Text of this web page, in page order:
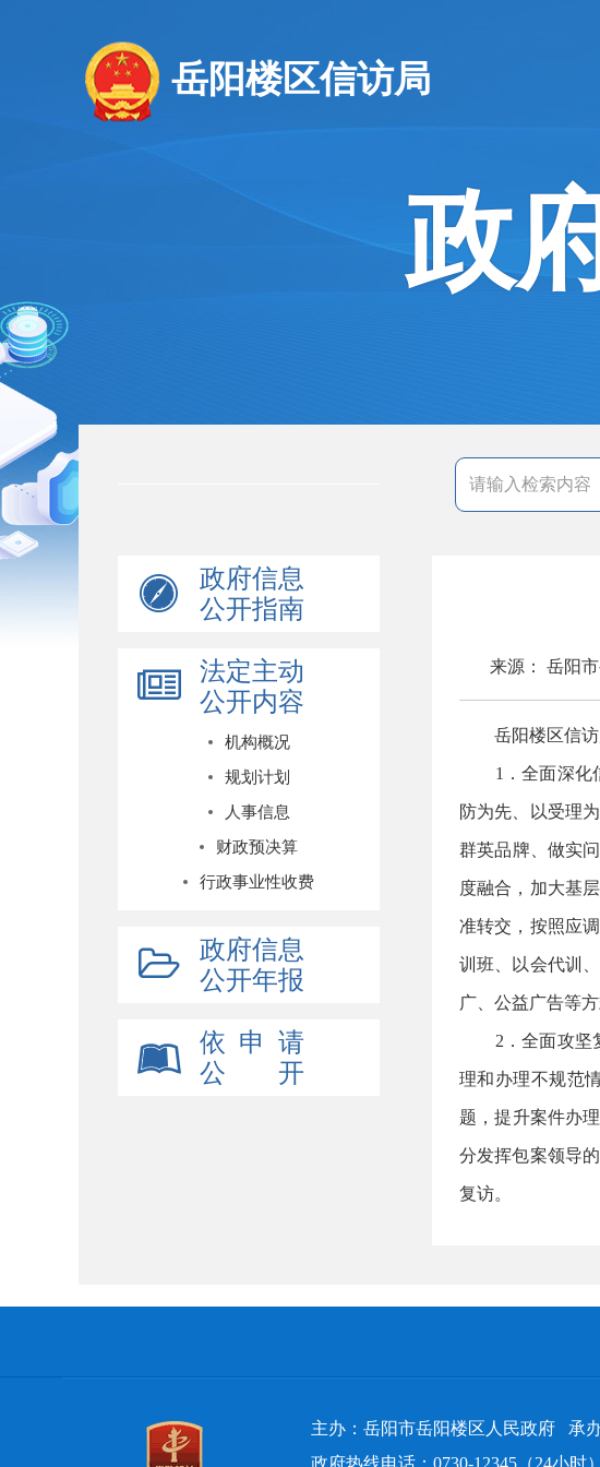
岳阳楼区信访局
政
政府信息
公开指南
法定主动
公开内容
机构概况
规划计划
人事信息
财政预决算
行政事业性收费
政府信息
公开年报
依 申 请
公 开
来源： 岳阳
岳阳楼区信访
1．全面深化信
防为先、以受理
群英品牌、做实
度融合，加大基
准转交，按照应
训班、以会代训
广、公益广告等
2．全面攻坚复
理和办理不规范
题，提升案件办
分发挥包案领导
复访。
主办：岳阳市岳阳楼区人民政府 承
政府热线电话：0730-12345（24小时